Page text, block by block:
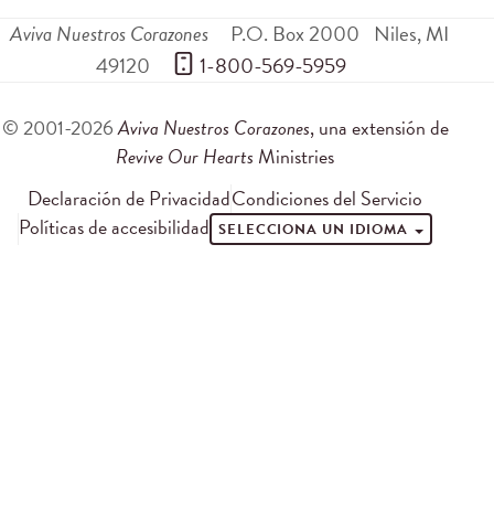
Aviva Nuestros Corazones P.O. Box 2000 Niles,MI
49120
1-800-569-5959
© 2001-2026Aviva Nuestros Corazones, una extensión de
Revive Our Hearts Ministries
Declaración de PrivacidadCondiciones del Servicio
Políticas de accesibilidad SELECCIONA UN IDIOMA